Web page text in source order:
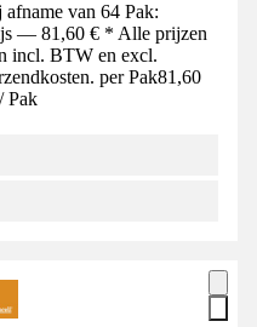
afname van 64 Pak:
— 81,60 € * Alle prijzen
incl. BTW en excl.
per Pak81,60
/ Pak